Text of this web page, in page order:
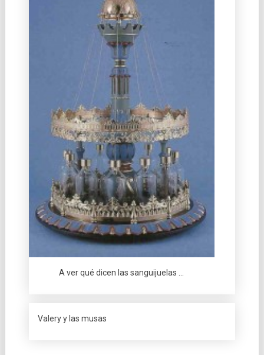
A ver qué dicen las sanguijuelas …
Valery y las musas